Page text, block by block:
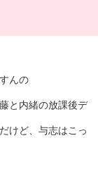
んの
と内緒の放課後デ
けど、与志はこっ